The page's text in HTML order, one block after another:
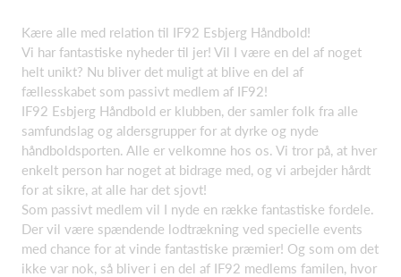
Kære alle med relation til IF92 Esbjerg Håndbold!
Vi har fantastiske nyheder til jer! Vil I være en del af noget
helt unikt? Nu bliver det muligt at blive en del af
fællesskabet som passivt medlem af IF92!
IF92 Esbjerg Håndbold er klubben, der samler folk fra alle
samfundslag og aldersgrupper for at dyrke og nyde
håndboldsporten. Alle er velkomne hos os. Vi tror på, at hver
enkelt person har noget at bidrage med, og vi arbejder hårdt
for at sikre, at alle har det sjovt!
Som passivt medlem vil I nyde en række fantastiske fordele.
Der vil være spændende lodtrækning ved specielle events
med chance for at vinde fantastiske præmier! Og som om det
ikke var nok, så bliver i en del af IF92 medlems familen, hvor